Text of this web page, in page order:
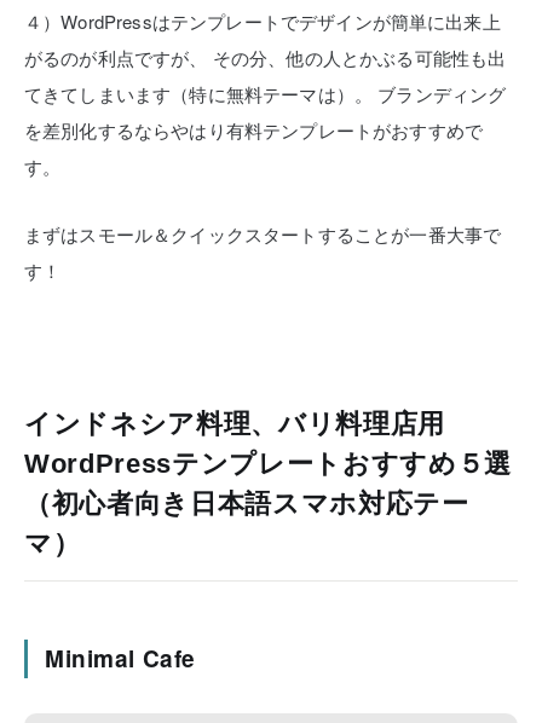
４）WordPressはテンプレートでデザインが簡単に出来上
がるのが利点ですが、
その分、他の人とかぶる可能性も出
てきてしまいます（特に無料テーマは）。
ブランディング
を差別化するならやはり有料テンプレートがおすすめで
す。
まずはスモール＆クイックスタートすることが一番大事で
す！
インドネシア料理、バリ料理店用
WordPressテンプレートおすすめ５選
（初心者向き日本語スマホ対応テー
マ）
Minimal Cafe